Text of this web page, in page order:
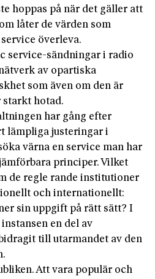
hoppas på när det gäller att
låter de värden som
överleva.
service-sändningar i radio
av opartiska
som även om den är
starkt hotad.
har gång efter
lämpliga justeringar i
värna en service man har
principer. Vilket
de regle rande institutioner
och internationellt:
sin uppgift på rätt sätt? I
en del av
till utarmandet av den
Att vara populär och